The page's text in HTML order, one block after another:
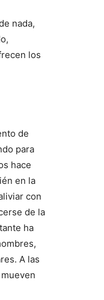
nada,
los
de
para
hace
en la
con
de la
ha
A las